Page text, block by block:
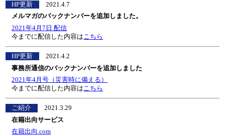
HP更新
2021.4.7
メルマガのバックナンバーを追加しました。
2021年4月7日 配信
今までに配信した内容は こちら
HP更新
2021.4.2
事務所通信のバックナンバーを追加しました
2021年4月号（災害時に備える）
今までに配信した内容はこちら
ご紹介
2021.3.29
在籍出向サービス
在籍出向.com